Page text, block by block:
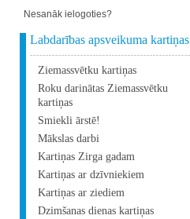
Nesanāk ielogoties?
Labdarības apsveikuma kartiņas
Ziemassvētku kartiņas
Roku darinātas Ziemassvētku
kartiņas
Smiekli ārstē!
Mākslas darbi
Kartiņas Zirga gadam
Kartiņas ar dzīvniekiem
Kartiņas ar ziediem
Dzimšanas dienas kartiņas